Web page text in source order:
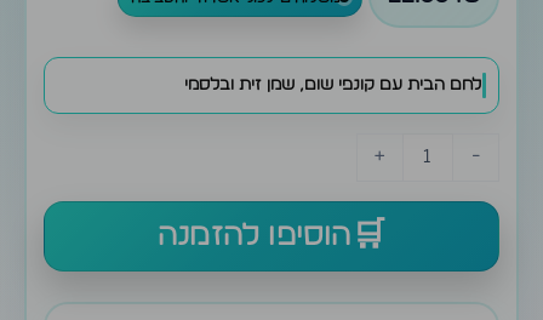
לחם הבית עם קונפי שום, שמן זית ובלסמי
-
+
הוסיפו להזמנה